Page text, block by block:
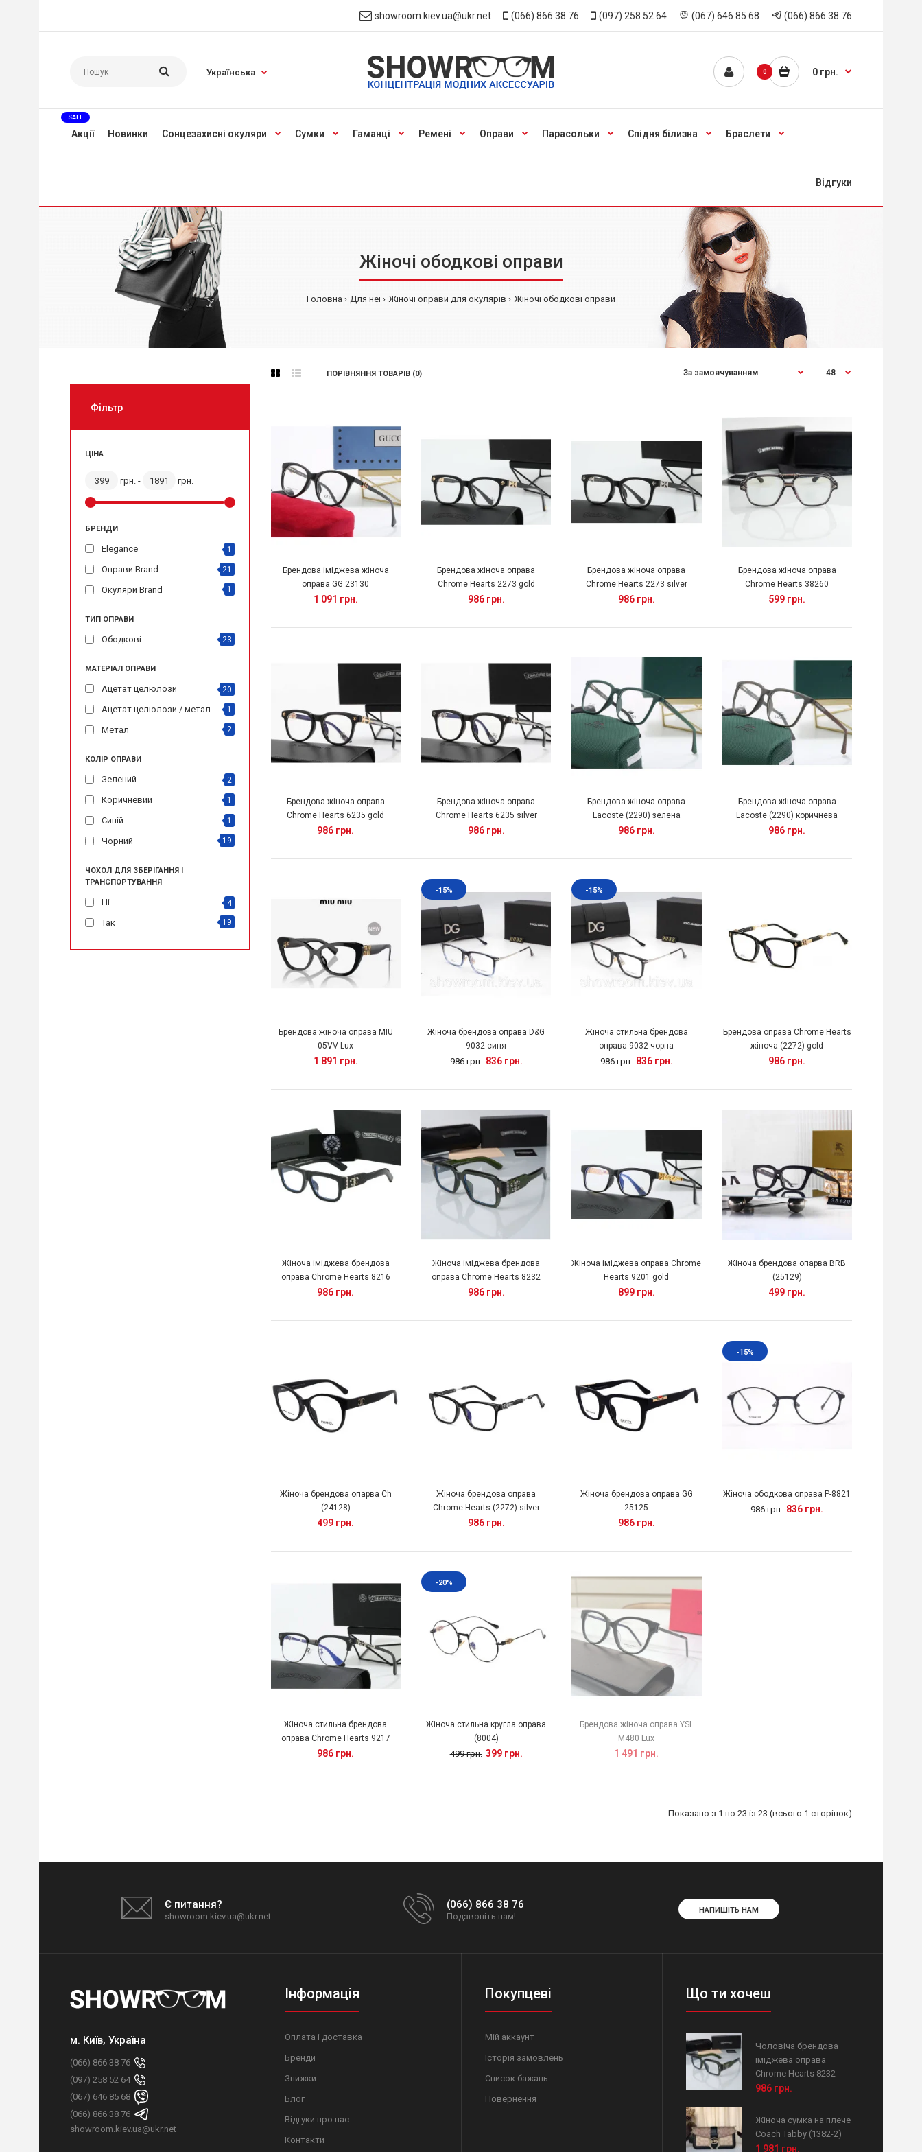
showroom.kiev.ua@ukr.net (066) 866 38 76 (097) 258 52 64 (067) 646 85 68 (066) 866 38 76
Українська 0 0 грн.
Акції
SALE
Новинки Сонцезахисні окуляри Сумки Гаманці Ремені Оправи Парасольки Спідня білизна Браслети
Відгуки
Жіночі ободковi оправи
Головна Для неї Жіночi оправи для окулярів Жіночі ободковi оправи
Фiльтр
ЦІНА
грн. - грн.
БРЕНДИ
Elegance 1
Оправи Brand 21
Окуляри Brand 1
ТИП ОПРАВИ
Ободкові 23
МАТЕРІАЛ ОПРАВИ
Ацетат целюлози 20
Ацетат целюлози / метал 1
Метал 2
КОЛІР ОПРАВИ
Зелений 2
Коричневий 1
Синій 1
Чорний 19
ЧОХОЛ ДЛЯ ЗБЕРІГАННЯ І
ТРАНСПОРТУВАННЯ
Ні 4
Так 19
ПОРІВНЯННЯ ТОВАРІВ (0)
Брендова іміджева жіноча
оправа GG 23130
1 091 грн.
Брендова жіноча оправа
Chrome Hearts 2273 gold
986 грн.
Брендова жіноча оправа
Chrome Hearts 2273 silver
986 грн.
Брендова жіноча оправа
Chrome Hearts 38260
599 грн.
Брендова жіноча оправа
Chrome Hearts 6235 gold
986 грн.
Брендова жіноча оправа
Chrome Hearts 6235 silver
986 грн.
Брендова жіноча оправа
Lacoste (2290) зелена
986 грн.
Брендова жіноча оправа
Lacoste (2290) коричнева
986 грн.
Брендова жіноча оправа MIU
05VV Lux
1 891 грн.
-15%
Жіноча брендова оправа D&G
9032 синя
986 грн. 836 грн.
-15%
Жіноча стильна брендова
оправа 9032 чорна
986 грн. 836 грн.
Брендова оправа Chrome Hearts
жіноча (2272) gold
986 грн.
Жіноча іміджева брендова
оправа Chrome Hearts 8216
986 грн.
Жіноча іміджева брендова
оправа Chrome Hearts 8232
986 грн.
Жіноча іміджева оправа Chrome
Hearts 9201 gold
899 грн.
Жіноча брендова опарва BRB
(25129)
499 грн.
Жіноча брендова опарва Ch
(24128)
499 грн.
Жіноча брендова оправа
Chrome Hearts (2272) silver
986 грн.
Жіноча брендова оправа GG
25125
986 грн.
-15%
Жіноча ободкова оправа P-8821
986 грн. 836 грн.
Жіноча стильна брендова
оправа Chrome Hearts 9217
986 грн.
-20%
Жіноча стильна кругла оправа
(8004)
499 грн. 399 грн.
Брендова жіноча оправа YSL
M480 Lux
1 491 грн.
Показано з 1 по 23 із 23 (всього 1 сторінок)
Є питання?
showroom.kiev.ua@ukr.net
(066) 866 38 76
Подзвоніть нам!
НАПИШІТЬ НАМ
м. Київ, Україна
(066) 866 38 76
(097) 258 52 64
(067) 646 85 68
(066) 866 38 76
showroom.kiev.ua@ukr.net
Інформація
Оплата і доставка
Бренди
Знижки
Блог
Відгуки про нас
Контакти
Покупцеві
Мій аккаунт
Історія замовлень
Список бажань
Повернення
Що ти хочеш
Чоловіча брендова
іміджева оправа
Chrome Hearts 8232
986 грн.
Жіноча сумка на плече
Coach Tabby (1382-2)
1 981 грн.